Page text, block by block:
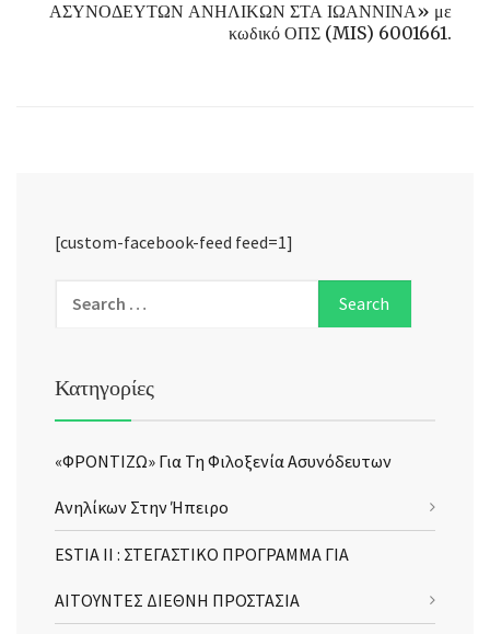
ΑΣΥΝΟΔΕΥΤΩΝ ΑΝΗΛΙΚΩΝ ΣΤΑ ΙΩΑΝΝΙΝΑ» με
κωδικό ΟΠΣ (MIS) 6001661.
[custom-facebook-feed feed=1]
Κατηγορίες
«ΦΡΟΝΤΙΖΩ» Για Τη Φιλοξενία Ασυνόδευτων
Ανηλίκων Στην Ήπειρο
ESTIA II : ΣΤΕΓΑΣΤΙΚΟ ΠΡΟΓΡΑΜΜΑ ΓΙΑ
ΑΙΤΟΥΝΤΕΣ ΔΙΕΘΝΗ ΠΡΟΣΤΑΣΙΑ